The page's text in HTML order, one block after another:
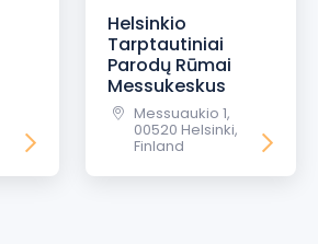
Helsinkio
Tarptautiniai
Parodų Rūmai
Messukeskus
Messuaukio 1,
00520 Helsinki,
Finland